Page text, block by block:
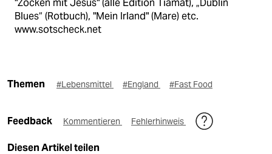
"Zocken mit Jesus" (alle Edition Tiamat), „Dublin
Blues“ (Rotbuch), "Mein Irland" (Mare) etc.
www.sotscheck.net
Themen #Lebensmittel #England #Fast Food
Feedback Kommentieren Fehlerhinweis
Diesen Artikel teilen